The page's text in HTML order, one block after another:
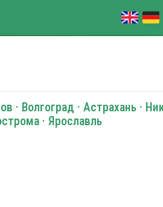
Волгоград · Астрахань ·
· Ярославль